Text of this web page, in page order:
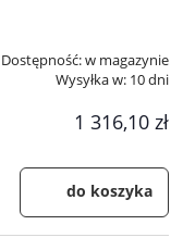
Dostępność:w magazynie
Wysyłka w: 10 dni
1 316,10 zł
do koszyka